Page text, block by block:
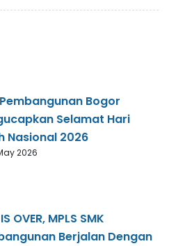
Bogor
Selamat Hari
Nasional 2026
2026
OVER, MPLS SMK
Berjalan Dengan